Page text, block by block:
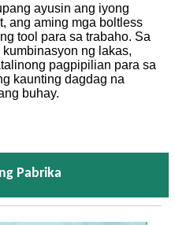
ayusin ang iyong
ang aming mga boltless
tool para sa trabaho. Sa
ng lakas,
pagpipilian para sa
kaunting dagdag na
buhay.
Pabrika